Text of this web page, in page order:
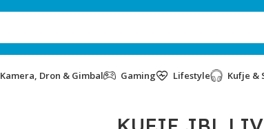
Kamera, Dron & Gimbal Gaming Lifestyle Kufje &